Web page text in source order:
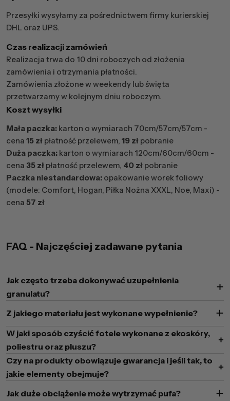
Przesyłki wysyłamy za pośrednictwem firmy kurierskiej
DHL oraz UPS.
Czas realizacji zamówień
Realizacja trwa do 10 dni roboczych od złożenia
zamówienia i otrzymania płatności.
Zamówienia złożone w weekendy lub święta
przetwarzamy w kolejnym dniu roboczym.
Koszt wysyłki
Mała paczka: karton o wymiarach 70cm/57cm/57cm -
cena 15 zł płatność przelewem, 19 zł pobranie
Duża paczka: karton o wymiarach 120cm/60cm/60cm -
cena 35 zł płatność przelewem, 40 zł pobranie
Paczka niestandardowa: opakowanie worek foliowy
(modele: Comfort, Hogan, Piłka Nożna XXXL, Noe, Maxi) -
cena 57 zł
FAQ - Najczęściej zadawane pytania
Jak często trzeba dokonywać uzupełnienia
granulatu?
Z jakiego materiału jest wykonane wypełnienie?
W jaki sposób czyścić fotele wykonane z ekoskóry,
poliestru oraz pluszu?
Czy na produkty obowiązuje gwarancja i jeśli tak, to
jakie elementy obejmuje?
Jak duże obciążenie może wytrzymać pufa?